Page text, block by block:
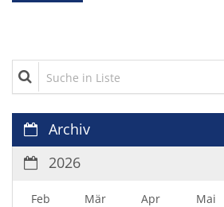
Suche in Liste
Archiv
2026
Feb Mär Apr Mai